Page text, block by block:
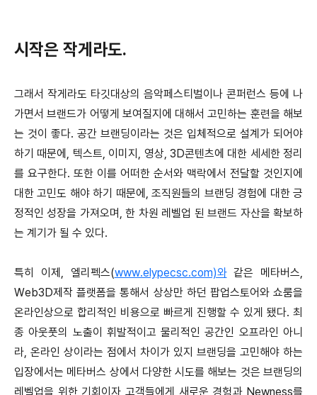
시작은 작게라도.
그래서 작게라도 타깃대상의 음악페스티벌이나 콘퍼런스 등에 나
가면서 브랜드가 어떻게 보여질지에 대해서 고민하는 훈련을 해보
는 것이 좋다. 공간 브랜딩이라는 것은 입체적으로 설계가 되어야
하기 때문에, 텍스트, 이미지, 영상, 3D콘텐츠에 대한 세세한 정리
를 요구한다. 또한 이를 어떠한 순서와 맥락에서 전달할 것인지에
대한 고민도 해야 하기 때문에, 조직원들의 브랜딩 경험에 대한 긍
정적인 성장을 가져오며, 한 차원 레벨업 된 브랜드 자산을 확보하
는 계기가 될 수 있다.
특히 이제, 엘리펙스(www.elypecsc.com)와같은 메타버스,
Web3D제작 플랫폼을 통해서 상상만 하던 팝업스토어와 쇼룸을
온라인상으로 합리적인 비용으로 빠르게 진행할 수 있게 됐다. 최
종 아웃풋의 노출이 휘발적이고 물리적인 공간인 오프라인 아니
라, 온라인 상이라는 점에서 차이가 있지 브랜딩을 고민해야 하는
입장에서는 메타버스 상에서 다양한 시도를 해보는 것은 브랜딩의
레벨업을 위한 기회이자 고객들에게 새로운 경험과 Newness를